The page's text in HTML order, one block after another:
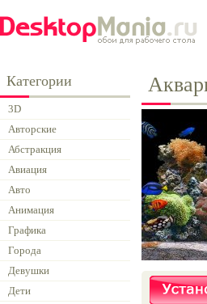
Категории
3D
Авторские
Абстракция
Авиация
Авто
Анимация
Графика
Города
Девушки
Дети